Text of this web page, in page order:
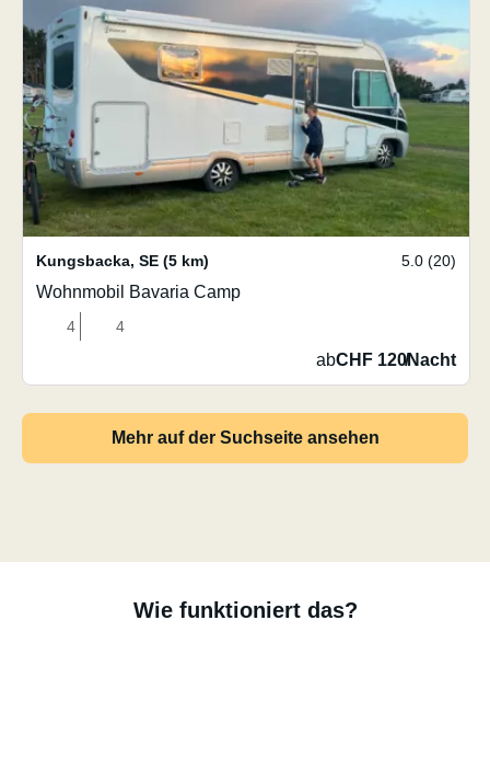
Kungsbacka, SE (5 km) 5.0 (20)
Wohnmobil Bavaria Camp
4 4
abCHF 120/Nacht
Mehr auf der Suchseite ansehen
Wie funktioniert das?